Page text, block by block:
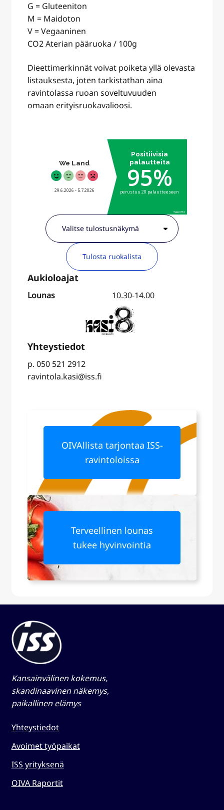
G = Gluteeniton
M = Maidoton
V = Vegaaninen
CO2 Aterian pääruoka / 100g
Dieettimerkinnät voivat poiketa yllä olevasta
listauksesta, joten tarkistathan aina
ravintolassa ruoan soveltuvuuden
omaan erityisruokavalioosi.
Tulosta ruokalista
Lounas 10.30-14.00
p. 050 521 2912
ravintola.kasi@iss.fi
OIVAllista tarjontaa ISS-
ravintoloissa
Terveellinen lounas
tukee hyvinvointia
Kansainvälinen kokemus,
skandinaavinen näkemys,
paikallinen elämys​
Yhteystiedot
Avoimet työpaikat
ISS yrityksenä
OIVA Raportit